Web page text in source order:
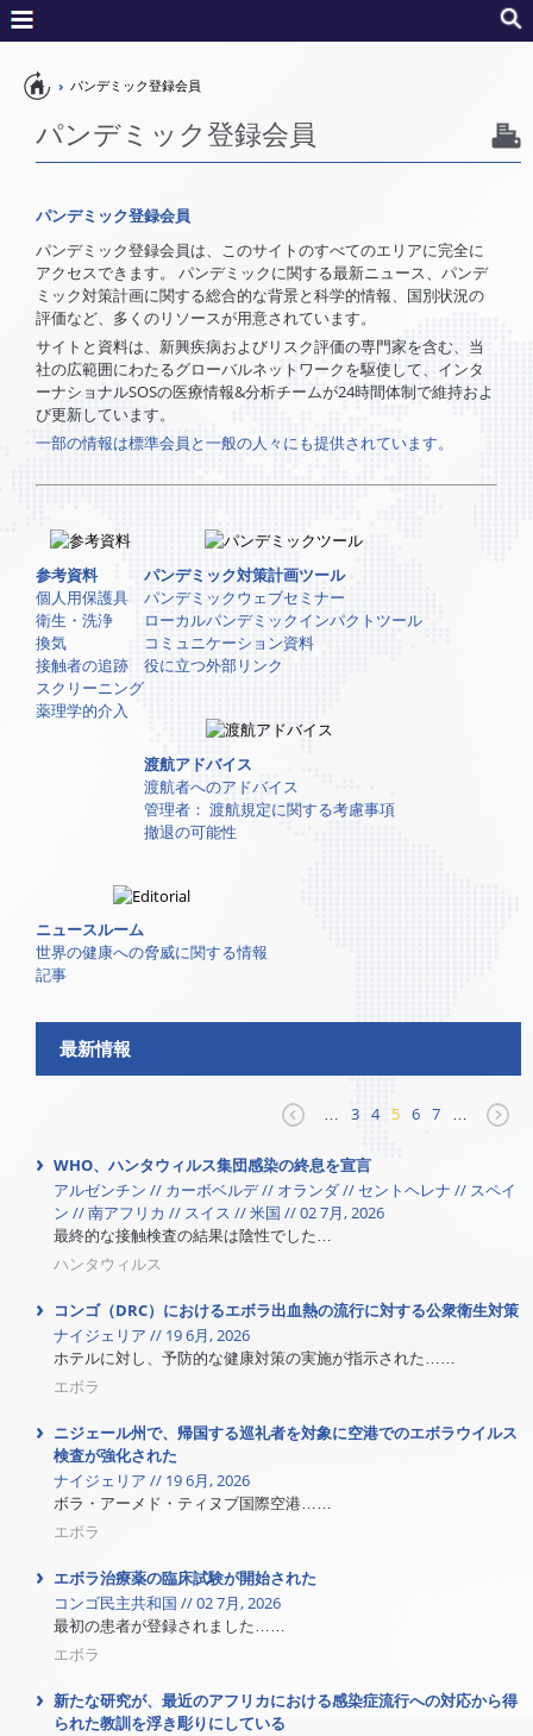
Home
パンデミック登録会員
パンデミック登録会員
パンデミック登録会員
パンデミック登録会員は、このサイトのすべてのエリアに完全に
アクセスできます。 パンデミックに関する最新ニュース、パンデ
ミック対策計画に関する総合的な背景と科学的情報、国別状況の
評価など、多くのリソースが用意されています。
サイトと資料は、新興疾病およびリスク評価の専門家を含む、当
社の広範囲にわたるグローバルネットワークを駆使して、インタ
ーナショナルSOSの医療情報&分析チームが24時間体制で維持およ
び更新しています。
一部の情報は標準会員と一般の人々にも提供されています。
参考資料
個人用保護具
衛生・洗浄
換気
接触者の追跡
スクリーニング
薬理学的介入
パンデミック対策計画ツール
パンデミックウェブセミナー
ローカルパンデミックインパクトツール
コミュニケーション資料
役に立つ外部リンク
渡航アドバイス
渡航者へのアドバイス
管理者： 渡航規定に関する考慮事項
撤退の可能性
ニュースルーム
世界の健康への脅威に関する情報
記事
最新情報
… 3 4 5 6 7 …
WHO、ハンタウィルス集団感染の終息を宣言
アルゼンチン // カーボベルデ // オランダ // セントヘレナ // スペイ
ン // 南アフリカ // スイス // 米国 // 02 7月, 2026
最終的な接触検査の結果は陰性でした…
ハンタウィルス
コンゴ（DRC）におけるエボラ出血熱の流行に対する公衆衛生対策
ナイジェリア // 19 6月, 2026
ホテルに対し、予防的な健康対策の実施が指示された……
エボラ
ニジェール州で、帰国する巡礼者を対象に空港でのエボラウイルス
検査が強化された
ナイジェリア // 19 6月, 2026
ボラ・アーメド・ティヌブ国際空港……
エボラ
エボラ治療薬の臨床試験が開始された
コンゴ民主共和国 // 02 7月, 2026
最初の患者が登録されました……
エボラ
新たな研究が、最近のアフリカにおける感染症流行への対応から得
られた教訓を浮き彫りにしている